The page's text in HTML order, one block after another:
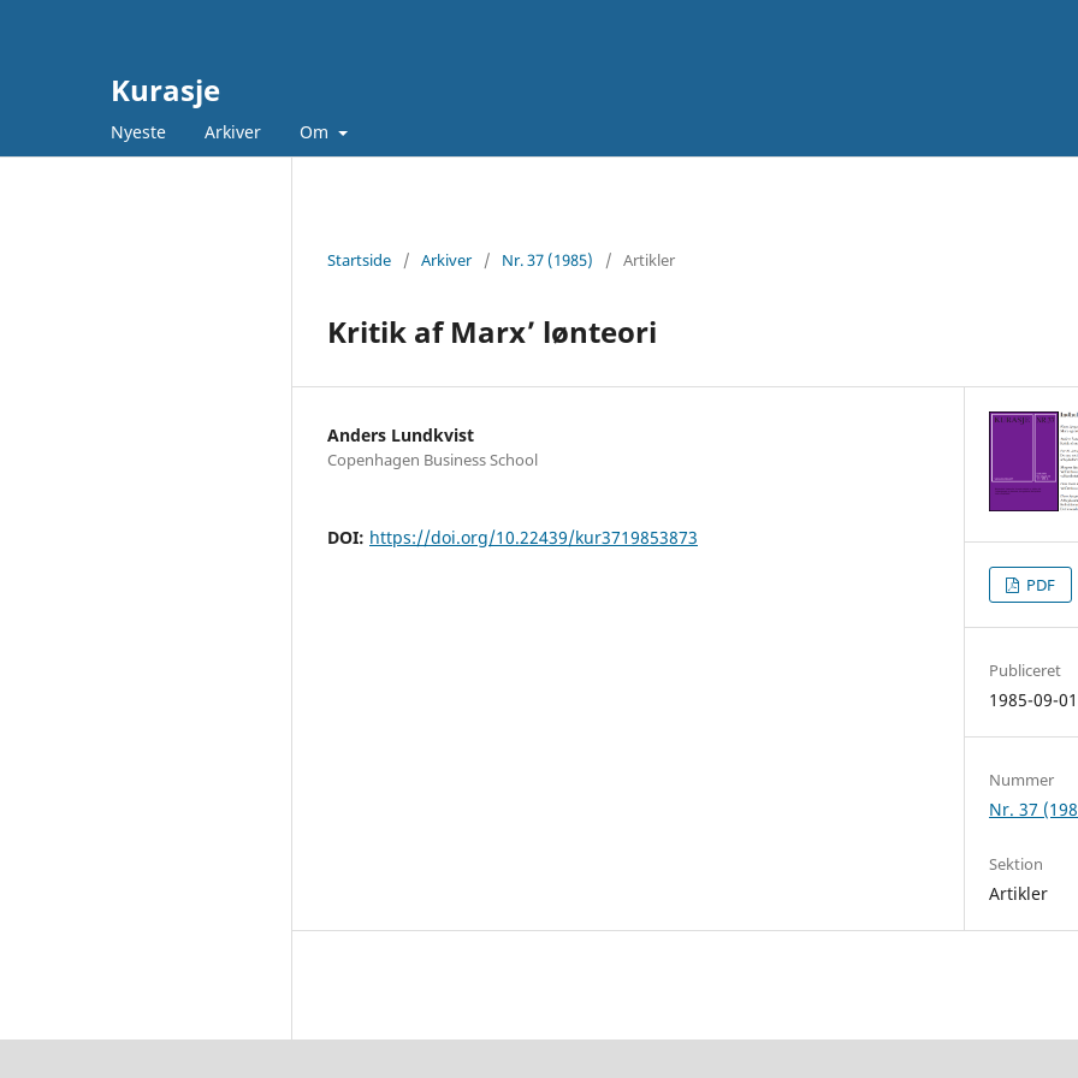
Kurasje
Nyeste Arkiver Om
Startside / Arkiver / Nr. 37 (1985) / Artikler
Kritik af Marx’ lønteori
Anders Lundkvist
Copenhagen Business School
DOI: https://doi.org/10.22439/kur3719853873
PDF
Publiceret
1985-09-01
Nummer
Nr. 37
Sektion
Artikler